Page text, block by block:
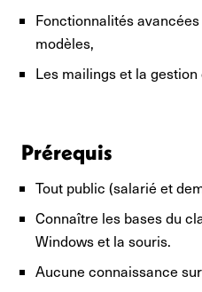
Fonctionnalités
modèles,
Les mailings et la
Prérequis
Tout public (salarié et
Connaître les bases du
Windows et la souris.
Aucune connaissance